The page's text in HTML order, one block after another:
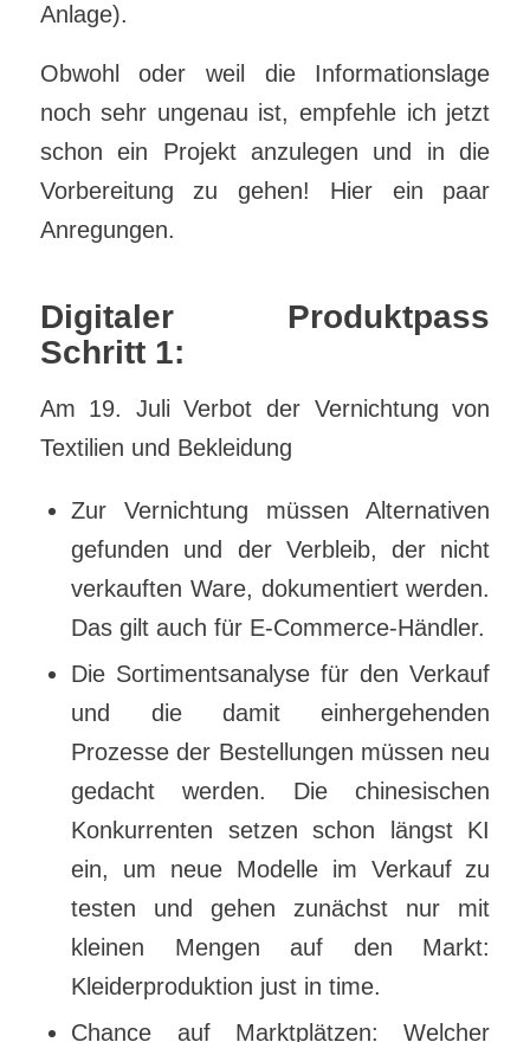
Anlage).
Obwohl oder weil die Informationslage
noch sehr ungenau ist, empfehle ich jetzt
schon ein Projekt anzulegen und in die
Vorbereitung zu gehen! Hier ein paar
Anregungen.
Digitaler Produktpass
Schritt 1:
Am 19. Juli Verbot der Vernichtung von
Textilien und Bekleidung
Zur Vernichtung müssen Alternativen
gefunden und der Verbleib, der nicht
verkauften Ware, dokumentiert werden.
Das gilt auch für E-Commerce-Händler.
Die Sortimentsanalyse für den Verkauf
und die damit einhergehenden
Prozesse der Bestellungen müssen neu
gedacht werden. Die chinesischen
Konkurrenten setzen schon längst KI
ein, um neue Modelle im Verkauf zu
testen und gehen zunächst nur mit
kleinen Mengen auf den Markt:
Kleiderproduktion just in time.
Chance auf Marktplätzen: Welcher